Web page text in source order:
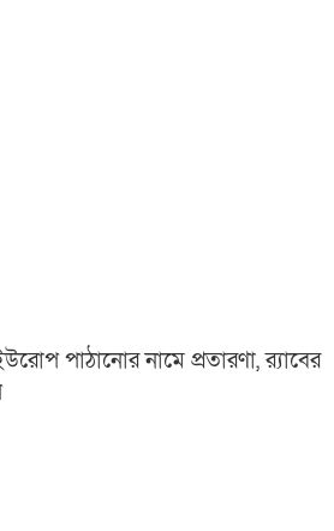
পাঠানোর নামে প্রতারণা, র‌্যাবের